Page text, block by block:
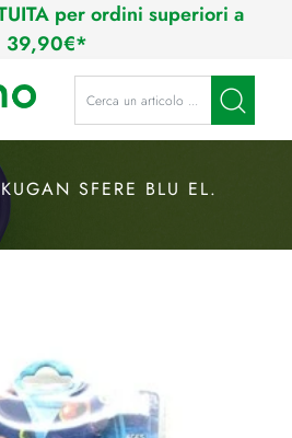
per ordini superiori a
39,90€*
La modifica di un filtro
SFERE BLU EL.